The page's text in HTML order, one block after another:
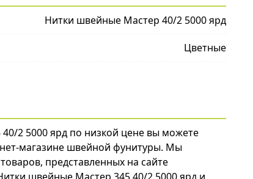
Нитки швейные Мастер 40/2 5000 ярд
Цветные
2 5000 ярд по низкой цене вы можете
магазине швейной фунитуры. Мы
представленных на сайте